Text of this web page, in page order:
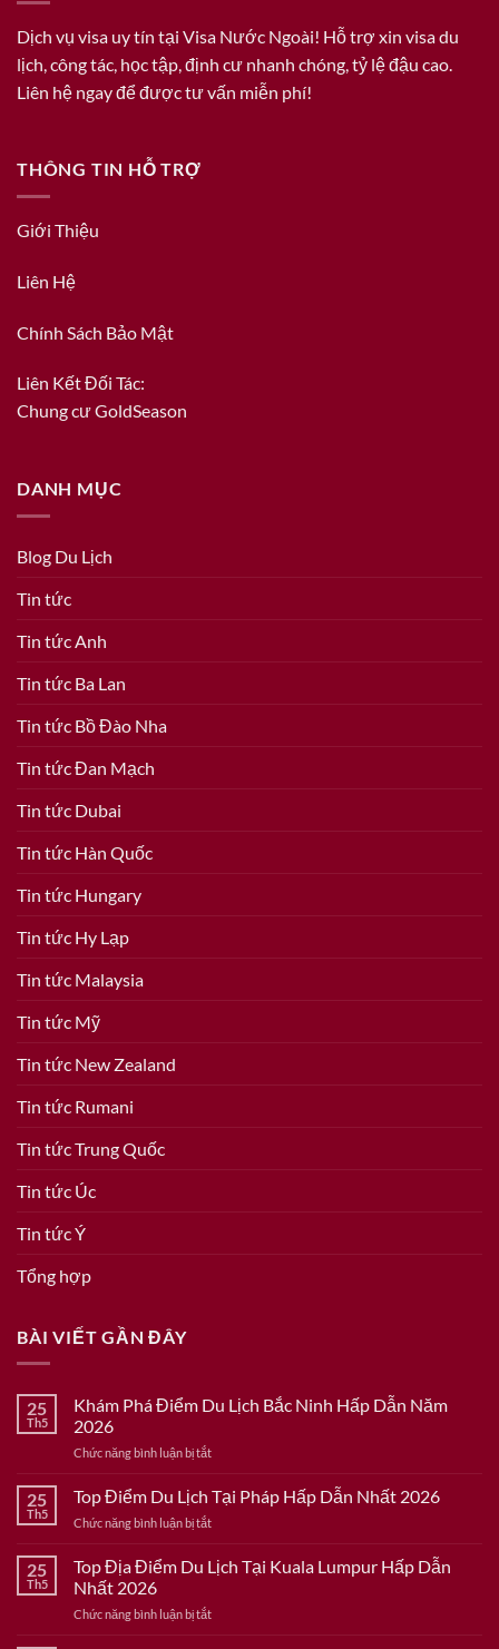
Dịch vụ visa uy tín tại Visa Nước Ngoài! Hỗ trợ xin visa du
lịch, công tác, học tập, định cư nhanh chóng, tỷ lệ đậu cao.
Liên hệ ngay để được tư vấn miễn phí!
THÔNG TIN HỖ TRỢ
Giới Thiệu
Liên Hệ
Chính Sách Bảo Mật
Liên Kết Đối Tác:
Chung cư GoldSeason
DANH MỤC
Blog Du Lịch
Tin tức
Tin tức Anh
Tin tức Ba Lan
Tin tức Bồ Đào Nha
Tin tức Đan Mạch
Tin tức Dubai
Tin tức Hàn Quốc
Tin tức Hungary
Tin tức Hy Lạp
Tin tức Malaysia
Tin tức Mỹ
Tin tức New Zealand
Tin tức Rumani
Tin tức Trung Quốc
Tin tức Úc
Tin tức Ý
Tổng hợp
BÀI VIẾT GẦN ĐÂY
25
Th5
Khám Phá Điểm Du Lịch Bắc Ninh Hấp Dẫn Năm
2026
Chức năng bình luận bị tắtở
Phá
Điểm
Du
Bắc
Dẫn
25
Th5
Top Điểm Du Lịch Tại Pháp Hấp Dẫn Nhất 2026
Chức năng bình luận bị tắtở
Điểm
Du
Tại
25
Th5
Top Địa Điểm Du Lịch Tại Kuala Lumpur Hấp Dẫn
Nhất 2026
Chức năng bình luận bị tắtở